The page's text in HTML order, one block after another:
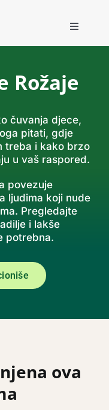
Toggle
Rožaje
čuvanja djece,
pitati, gdje
treba i kako brzo
u vaš raspored.
povezuje
ljudima koji nude
Pregledajte
i lakše
potrebna.
ova